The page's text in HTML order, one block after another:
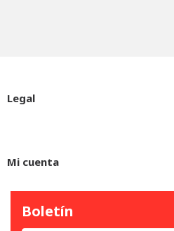
Legal
Mi cuenta
Boletín